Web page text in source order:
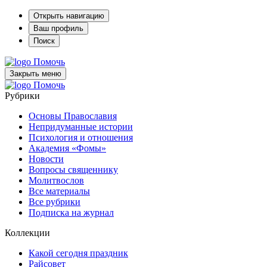
Открыть навигацию
Ваш профиль
Поиск
Помочь
Закрыть меню
Помочь
Рубрики
Основы Православия
Непридуманные истории
Психология и отношения
Академия «Фомы»
Новости
Вопросы священнику
Молитвослов
Все материалы
Все рубрики
Подписка на журнал
Коллекции
Какой сегодня праздник
Райсовет